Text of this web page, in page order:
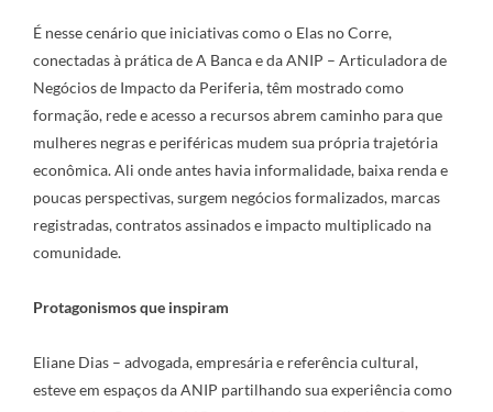
É nesse cenário que iniciativas como o Elas no Corre,
conectadas à prática de A Banca e da ANIP – Articuladora de
Negócios de Impacto da Periferia, têm mostrado como
formação, rede e acesso a recursos abrem caminho para que
mulheres negras e periféricas mudem sua própria trajetória
econômica. Ali onde antes havia informalidade, baixa renda e
poucas perspectivas, surgem negócios formalizados, marcas
registradas, contratos assinados e impacto multiplicado na
comunidade.
Protagonismos que inspiram
Eliane Dias – advogada, empresária e referência cultural,
esteve em espaços da ANIP partilhando sua experiência como